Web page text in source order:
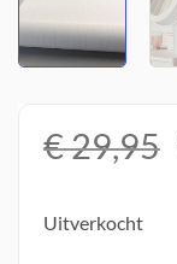
€29,95
Uitverkocht